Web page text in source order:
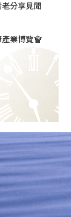
分享見聞
產業博覽會